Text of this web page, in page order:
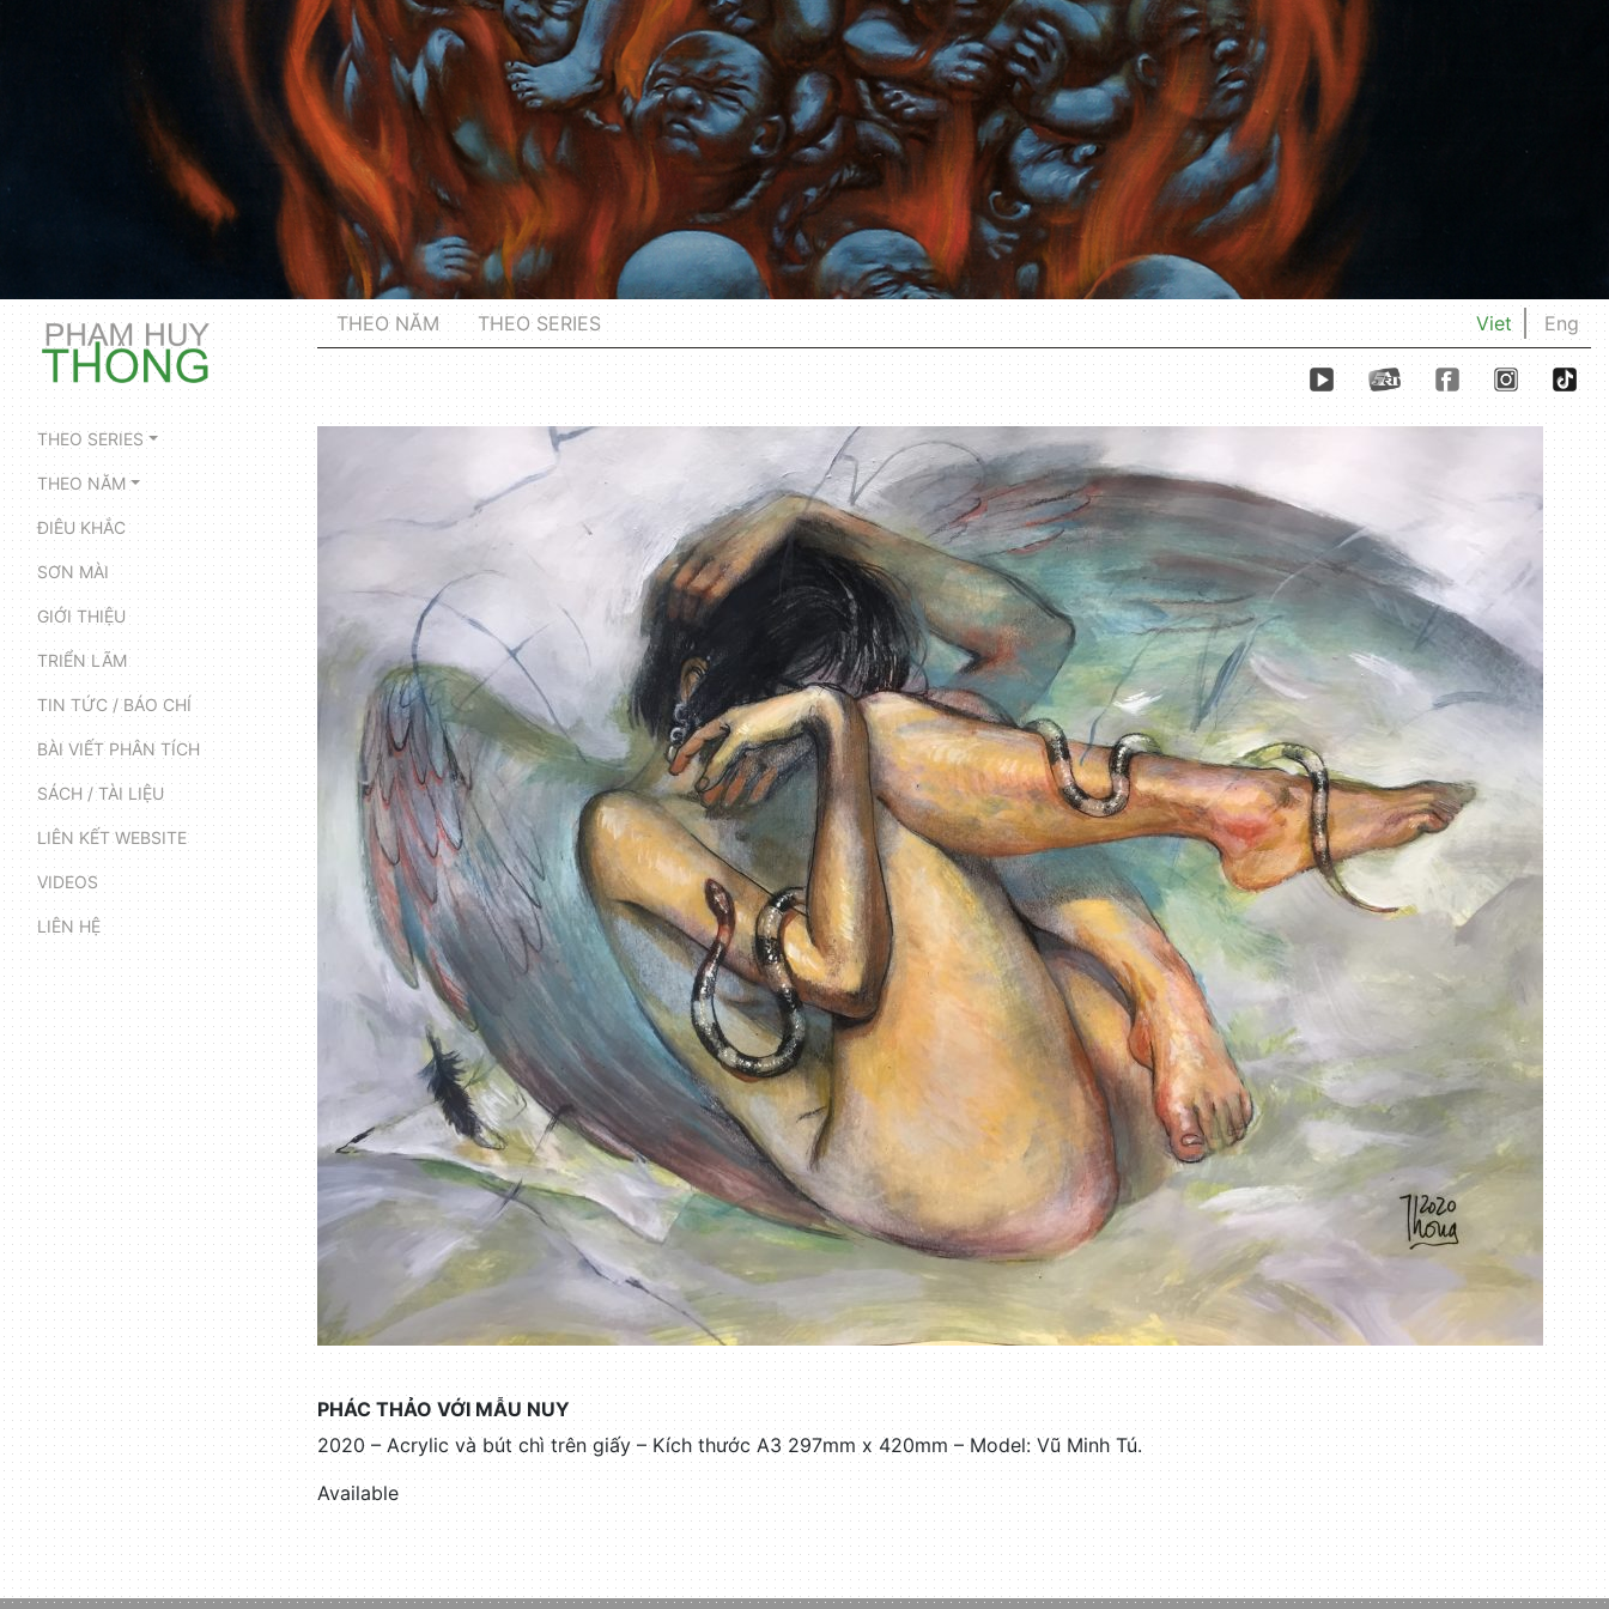
THEO NĂM THEO SERIES Viet Eng
THEO SERIES
THEO NĂM
ĐIÊU KHẮC
SƠN MÀI
GIỚI THIỆU
TRIỂN LÃM
TIN TỨC / BÁO CHÍ
BÀI VIẾT PHÂN TÍCH
SÁCH / TÀI LIỆU
LIÊN KẾT WEBSITE
VIDEOS
LIÊN HỆ
PHÁC THẢO VỚI MẪU NUY
2020 – Acrylic và bút chì trên giấy – Kích thước A3 297mm x 420mm – Model: Vũ Minh Tú.
Available